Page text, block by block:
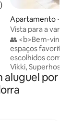
avaliação média
Apartamento ⋅
Vista para a
3BD perto de
👥 <b>Bem-vindo
espaços
escolhidos com
Vikki, Superhosts
comentários e
4,91</b> 🌟 <b>Destaques</b> • Vistas
panorâmicas da
aluguel por